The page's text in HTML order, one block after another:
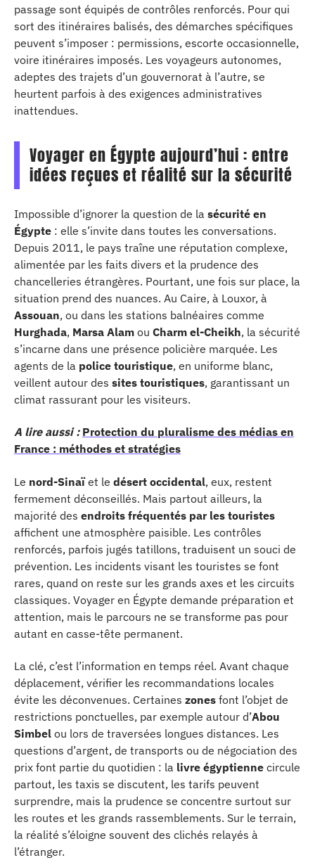
passage sont équipés de contrôles renforcés. Pour qui
sort des itinéraires balisés, des démarches spécifiques
peuvent s’imposer : permissions, escorte occasionnelle,
voire itinéraires imposés. Les voyageurs autonomes,
adeptes des trajets d’un gouvernorat à l’autre, se
heurtent parfois à des exigences administratives
inattendues.
Voyager en Égypte aujourd’hui : entre
idées reçues et réalité sur la sécurité
Impossible d’ignorer la question de la sécurité en
Égypte : elle s’invite dans toutes les conversations.
Depuis 2011, le pays traîne une réputation complexe,
alimentée par les faits divers et la prudence des
chancelleries étrangères. Pourtant, une fois sur place, la
situation prend des nuances. Au Caire, à Louxor, à
Assouan, ou dans les stations balnéaires comme
Hurghada, Marsa Alam ou Charm el-Cheikh, la sécurité
s’incarne dans une présence policière marquée. Les
agents de la police touristique, en uniforme blanc,
veillent autour des sites touristiques, garantissant un
climat rassurant pour les visiteurs.
A lire aussi : Protection du pluralisme des médias en
France : méthodes et stratégies
Le nord-Sinaïet le désert occidental, eux, restent
fermement déconseillés. Mais partout ailleurs, la
majorité des endroits fréquentés par les touristes
affichent une atmosphère paisible. Les contrôles
renforcés, parfois jugés tatillons, traduisent un souci de
prévention. Les incidents visant les touristes se font
rares, quand on reste sur les grands axes et les circuits
classiques. Voyager en Égypte demande préparation et
attention, mais le parcours ne se transforme pas pour
autant en casse-tête permanent.
La clé, c’est l’information en temps réel. Avant chaque
déplacement, vérifier les recommandations locales
évite les déconvenues. Certaines zones font l’objet de
restrictions ponctuelles, par exemple autour d’Abou
Simbel ou lors de traversées longues distances. Les
questions d’argent, de transports ou de négociation des
prix font partie du quotidien : la livre égyptienne circule
partout, les taxis se discutent, les tarifs peuvent
surprendre, mais la prudence se concentre surtout sur
les routes et les grands rassemblements. Sur le terrain,
la réalité s’éloigne souvent des clichés relayés à
l’étranger.